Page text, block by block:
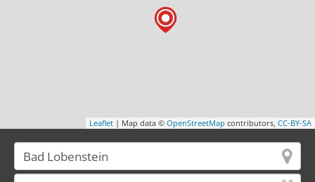
Leaflet | Map data © OpenStreetMap contributors, CC-BY-SA